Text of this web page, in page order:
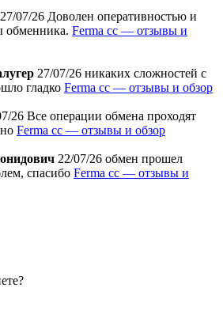
27/07/26 Доволен оперативностью и
обменника. Ferma cc — отзывы и
27/07/26 никаких сложностей с
гладко Ferma cc — отзывы и обзор
26 Все операции обмена проходят
Ferma cc — отзывы и обзор
22/07/26 обмен прошел
спасибо Ferma cc — отзывы и